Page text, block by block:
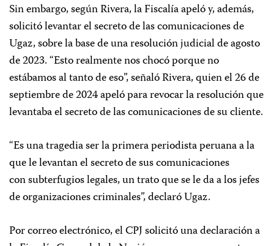
Sin embargo, según Rivera, la Fiscalía apeló y, además,
solicitó levantar el secreto de las comunicaciones de
Ugaz, sobre la base de una resolución judicial de agosto
de 2023. “Esto realmente nos chocó porque no
estábamos al tanto de eso”, señaló Rivera, quien el 26 de
septiembre de 2024 apeló para revocar la resolución que
levantaba el secreto de las comunicaciones de su cliente.
“Es una tragedia ser la primera periodista peruana a la
que le levantan el secreto de sus comunicaciones
con subterfugios legales, un trato que se le da a los jefes
de organizaciones criminales”, declaró Ugaz.
Por correo electrónico, el CPJ solicitó una declaración a